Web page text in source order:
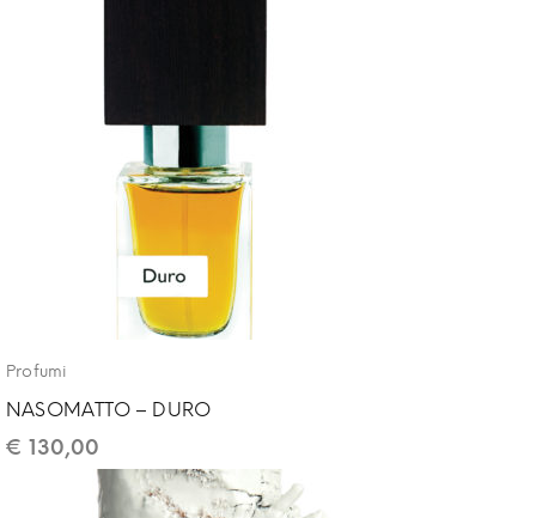
Profumi
NASOMATTO – DURO
€ 130,00